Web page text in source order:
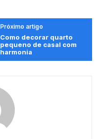
Próximo artigo
Como decorar quarto
pequeno de casal com
harmonia